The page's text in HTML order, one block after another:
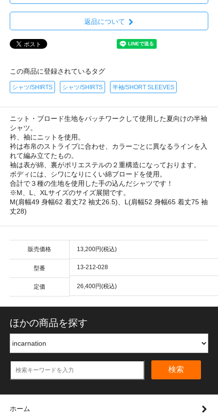
返品について
この商品に登録されているタグ
シャツ/SHIRTS シャツ/SHIRTS 半袖/SHORT SLEEVES
ニット・ブロード生地をパッチワークして使用した夏向けの半袖
シャツ。
衿、袖にニットを使用。
衿は布帛のストライプに合わせ、カラーごとに異なるラインを入
れて編み立てたもの。
袖は表が綿、裏がポリエステルの２重構造になっております。
ボディには、シワになりにくい綿ブロードを使用。
合計で３種の生地を使用した手の込んだシャツです！
※M、L、XLサイズのサイズ展開です。
M(肩幅49 身幅62 着丈72 袖丈26.5)、L(肩幅52 身幅65 着丈75 袖
丈28)
販売価格 13,200円(税込)
型番 13-212-028
定価 26,400円(税込)
ほかの商品を探す
検索
ホーム